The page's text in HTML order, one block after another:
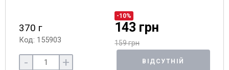
370 г
Код: 155903
-10%
143 грн
159 грн
- + ВІДСУТНІЙ